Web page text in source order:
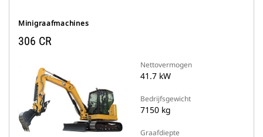
Minigraafmachines
306 CR
Nettovermogen
41.7 kW
Bedrijfsgewicht
7150 kg
Graafdiepte